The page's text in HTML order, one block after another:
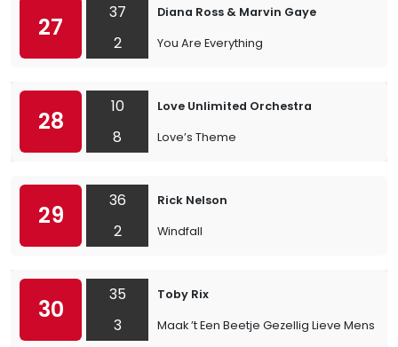
27
37
2
Diana Ross & Marvin Gaye
You Are Everything
28
10
8
Love Unlimited Orchestra
Love’s Theme
29
36
2
Rick Nelson
Windfall
30
35
3
Toby Rix
Maak ’t Een Beetje Gezellig Lieve Mensen